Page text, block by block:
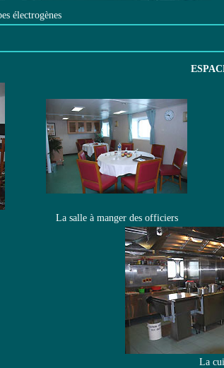
électrogènes
La salle à manger des officiers
La